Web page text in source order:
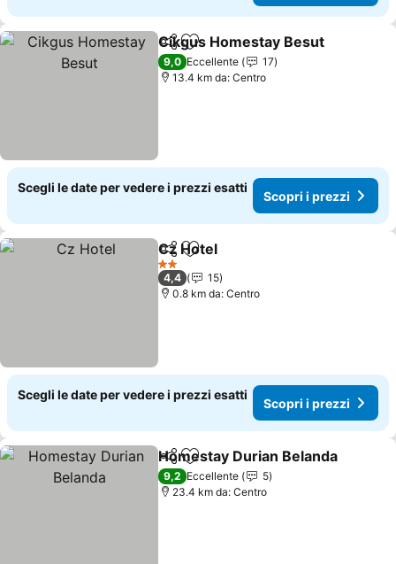
CondividiAggiungi ai preferiti
Cikgus Homestay Besut
9,0 Eccellente
17
13.4 km da: Centro
Scegli le date per vedere i prezzi esatti
Scopri i prezzi
CondividiAggiungi ai preferiti
Cz Hotel
2 Stelle
4,4
15
0.8 km da: Centro
Scegli le date per vedere i prezzi esatti
Scopri i prezzi
CondividiAggiungi ai preferiti
Homestay Durian Belanda
9,2 Eccellente
5
23.4 km da: Centro